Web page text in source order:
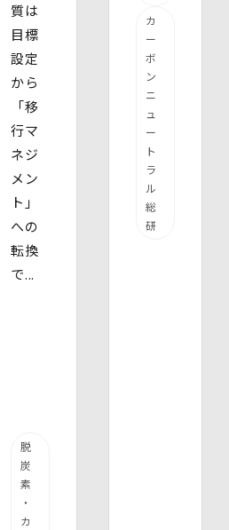
質は
目標
設定
から
「移
行マ
ネジ
メン
ト」
への
転換
で...
脱
炭
素
・
カ
カ
ー
ボ
ン
ニ
ュ
ー
ト
ラ
ル
総
研